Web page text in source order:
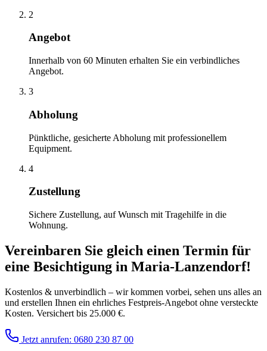
2
Angebot
Innerhalb von 60 Minuten erhalten Sie ein verbindliches
Angebot.
3
Abholung
Pünktliche, gesicherte Abholung mit professionellem
Equipment.
4
Zustellung
Sichere Zustellung, auf Wunsch mit Tragehilfe in die
Wohnung.
Vereinbaren Sie gleich einen Termin für
eine Besichtigung in Maria-Lanzendorf!
Kostenlos & unverbindlich – wir kommen vorbei, sehen uns alles an
und erstellen Ihnen ein ehrliches Festpreis-Angebot ohne versteckte
Kosten. Versichert bis 25.000 €.
Jetzt anrufen: 0680 230 87 00